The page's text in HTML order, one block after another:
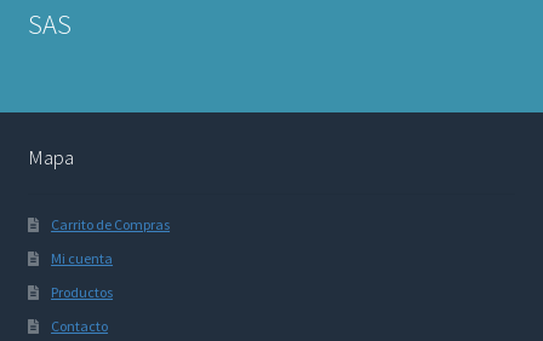
SAS
Mapa
Carrito de Compras
Mi cuenta
Productos
Contacto